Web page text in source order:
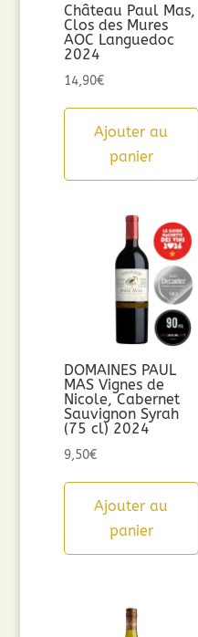
Château Paul Mas,
Clos des Mures
AOC Languedoc
2024
14,90€
Ajouter au
panier
DOMAINES PAUL
MAS Vignes de
Nicole, Cabernet
Sauvignon Syrah
(75 cl) 2024
9,50€
Ajouter au
panier